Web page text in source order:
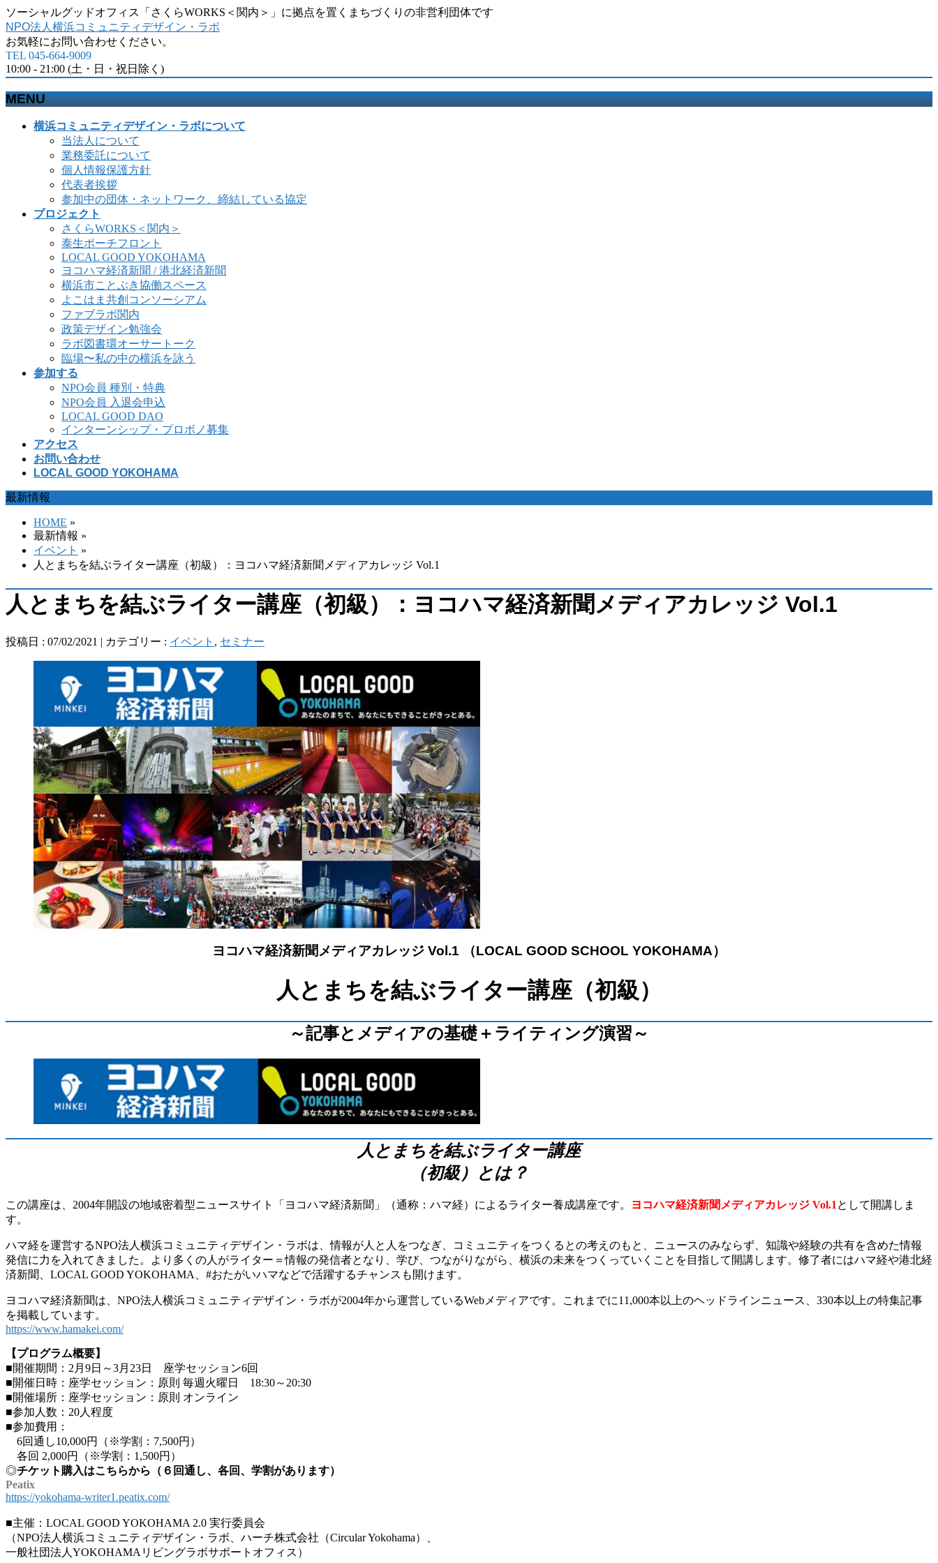
ソーシャルグッドオフィス「さくらWORKS＜関内＞」に拠点を置くまちづくりの非営利団体です
NPO法人横浜コミュニティデザイン・ラボ
お気軽にお問い合わせください。
TEL 045-664-9009
10:00 - 21:00 (土・日・祝日除く)
MENU
横浜コミュニティデザイン・ラボについて
当法人について
業務委託について
個人情報保護方針
代表者挨拶
参加中の団体・ネットワーク、締結している協定
プロジェクト
さくらWORKS＜関内＞
泰生ポーチフロント
LOCAL GOOD YOKOHAMA
ヨコハマ経済新聞 / 港北経済新聞
横浜市ことぶき協働スペース
よこはま共創コンソーシアム
ファブラボ関内
政策デザイン勉強会
ラボ図書環オーサートーク
臨場〜私の中の横浜を詠う
参加する
NPO会員 種別・特典
NPO会員 入退会申込
LOCAL GOOD DAO
インターンシップ・プロボノ募集
アクセス
お問い合わせ
LOCAL GOOD YOKOHAMA
最新情報
HOME »
最新情報 »
イベント »
人とまちを結ぶライター講座（初級）：ヨコハマ経済新聞メディアカレッジ Vol.1
人とまちを結ぶライター講座（初級）：ヨコハマ経済新聞メディアカレッジ Vol.1
投稿日 : 07/02/2021 | カテゴリー : イベント , セミナー
ヨコハマ経済新聞メディアカレッジ Vol.1 （LOCAL GOOD SCHOOL YOKOHAMA）
人とまちを結ぶライター講座（初級）
～記事とメディアの基礎＋ライティング演習～
人とまちを結ぶライター講座
（初級）とは？
この講座は、2004年開設の地域密着型ニュースサイト「ヨコハマ経済新聞」（通称：ハマ経）によるライター養成講座です。 ヨコハマ経済新聞メディアカレッジ Vol.1 として開講しま
す。
ハマ経を運営するNPO法人横浜コミュニティデザイン・ラボは、情報が人と人をつなぎ、コミュニティをつくるとの考えのもと、ニュースのみならず、知識や経験の共有を含めた情報
発信に力を入れてきました。より多くの人がライター＝情報の発信者となり、学び、つながりながら、横浜の未来をつくっていくことを目指して開講します。修了者にはハマ経や港北経
済新聞、LOCAL GOOD YOKOHAMA、#おたがいハマなどで活躍するチャンスも開けます。
ヨコハマ経済新聞は、NPO法人横浜コミュニティデザイン・ラボが2004年から運営しているWebメディアです。これまでに11,000本以上のヘッドラインニュース、330本以上の特集記事
を掲載しています。
https://www.hamakei.com/
【プログラム概要】
■開催期間：2月9日～3月23日 座学セッション6回
■開催日時：座学セッション：原則 毎週火曜日 18:30～20:30
■開催場所：座学セッション：原則 オンライン
■参加人数：20人程度
■参加費用：
6回通し10,000円（※学割：7,500円）
各回 2,000円（※学割：1,500円）
◎チケット購入はこちらから（６回通し、各回、学割があります）
Peatix
https://yokohama-writer1.peatix.com/
■主催：LOCAL GOOD YOKOHAMA 2.0 実行委員会
（NPO法人横浜コミュニティデザイン・ラボ、ハーチ株式会社（Circular Yokohama）、
一般社団法人YOKOHAMAリビングラボサポートオフィス）